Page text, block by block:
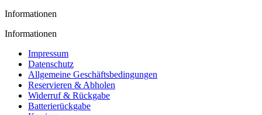
Informationen
Informationen
Impressum
Datenschutz
Allgemeine Geschäftsbedingungen
Reservieren & Abholen
Widerruf & Rückgabe
Batterierückgabe